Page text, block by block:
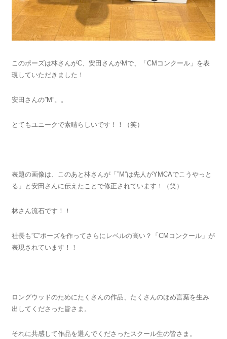
このポーズは林さんがC、安田さんがMで、「CMコンクール」を表
現していただきました！
安田さんの”M”。。
とてもユニークで素晴らしいです！！（笑）
表題の画像は、このあと林さんが「”M”は先人がYMCAでこうやっと
る」と安田さんに伝えたことで修正されています！（笑）
林さん流石です！！
社長も”C”ポーズを作ってさらにレベルの高い？「CMコンクール」が
表現されています！！
ロングウッドのためにたくさんの作品、たくさんのほめ言葉を生み
出してくださった皆さま。
それに共感して作品を選んでくださったスクール生の皆さま。